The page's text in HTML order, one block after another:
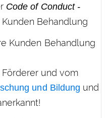
Code of Conduct -
Behandlung
und vom
und Bildung und